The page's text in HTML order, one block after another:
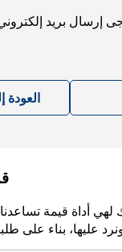
بريد
العودة
لهي أداة قيمة